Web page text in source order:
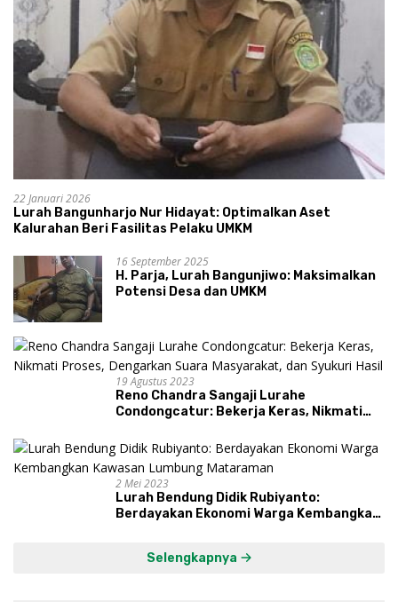
22 Januari 2026
Lurah Bangunharjo Nur Hidayat: Optimalkan Aset
Kalurahan Beri Fasilitas Pelaku UMKM
16 September 2025
H. Parja, Lurah Bangunjiwo: Maksimalkan
Potensi Desa dan UMKM
19 Agustus 2023
Reno Chandra Sangaji Lurahe
Condongcatur: Bekerja Keras, Nikmati
dan Syukuri Hasil
2 Mei 2023
Lurah Bendung Didik Rubiyanto:
Berdayakan Ekonomi Warga Kembangkan
Selengkapnya